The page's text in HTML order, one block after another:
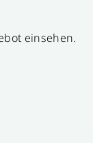
einsehen.